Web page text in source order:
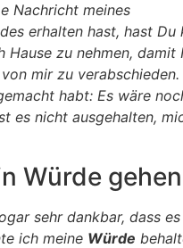
Nachricht meines
erhalten hast, hast Du
Hause zu nehmen, damit
mir zu
habt: Es wäre
es nicht ausgehalten,
Würde gehen
sehr dankbar, dass
ich meine Würde